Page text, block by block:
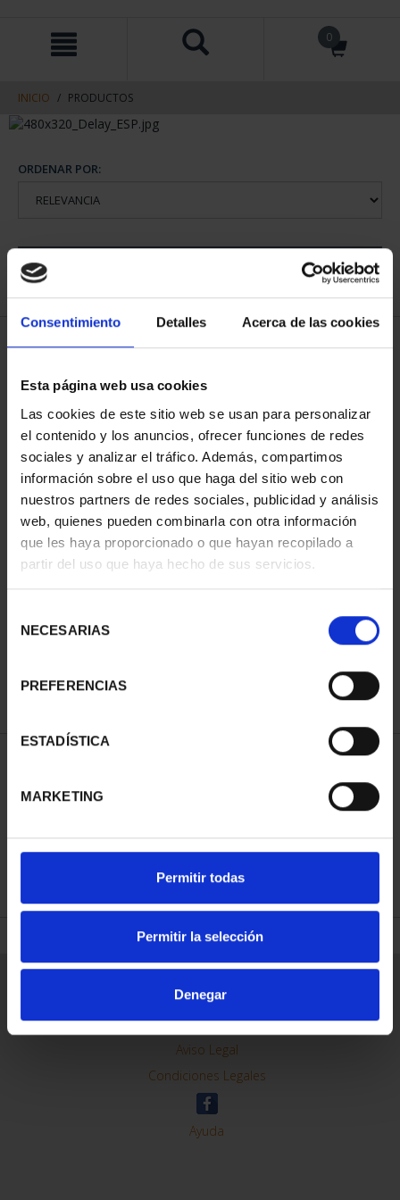
Consentimiento Detalles Acerca de las cookies
Esta página web usa cookies
Las cookies de este sitio web se usan para personalizar
el contenido y los anuncios, ofrecer funciones de redes
sociales y analizar el tráfico. Además, compartimos
información sobre el uso que haga del sitio web con
nuestros partners de redes sociales, publicidad y análisis
web, quienes pueden combinarla con otra información
que les haya proporcionado o que hayan recopilado a
partir del uso que haya hecho de sus servicios.
NECESARIAS
PREFERENCIAS
ESTADÍSTICA
MARKETING
Permitir todas
Permitir la selección
Denegar
contenido
navegacin
0
INICIO PRODUCTOS
ORDENAR POR:
1 Productos encontrados
73,00 €
REFINAR
Contacto
Preguntas Frequentes (FAQs)
Aviso Legal
Condiciones Legales
Ayuda